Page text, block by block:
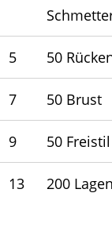
5 50
7 50 Brust
9 50 Freistil
13 200